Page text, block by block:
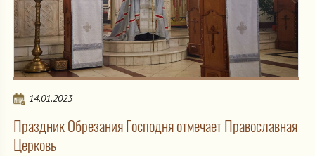
14.01.2023
Праздник Обрезания Господня отмечает Православная
Церковь